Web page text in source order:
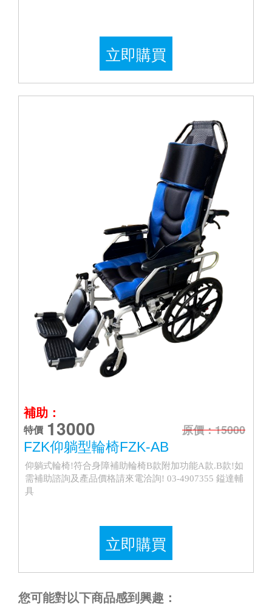
立即購買
補助：
特價 13000
原價：15000
FZK仰躺型輪椅FZK-AB
仰躺式輪椅!符合身障補助輪椅B款附加功能A款.B款!如
需補助諮詢及產品價格請來電洽詢! 03-4907355 鎰達輔
具
立即購買
您可能對以下商品感到興趣：